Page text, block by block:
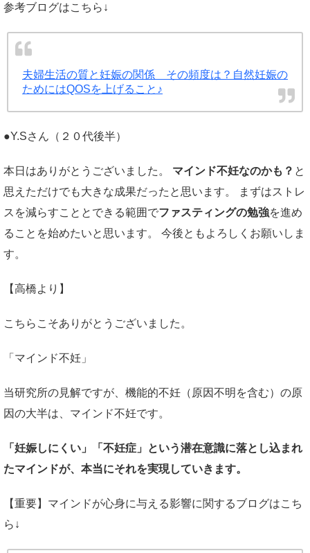
参考ブログはこちら↓
夫婦生活の質と妊娠の関係 その頻度は？自然妊娠の
ためにはQOSを上げること♪
●Y.Sさん（２０代後半）
本日はありがとうございました。 マインド不妊なのかも？ と
思えただけでも大きな成果だったと思います。 まずはストレ
スを減らすこととできる範囲でファスティングの勉強を進め
ることを始めたいと思います。 今後ともよろしくお願いしま
す。
【高橋より】
こちらこそありがとうございました。
「マインド不妊」
当研究所の見解ですが、機能的不妊（原因不明を含む）の原
因の大半は、マインド不妊です。
「妊娠しにくい」「不妊症」という潜在意識に落とし込まれ
たマインドが、本当にそれを実現していきます。
【重要】マインドが心身に与える影響に関するブログはこち
ら↓